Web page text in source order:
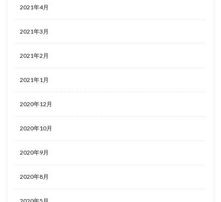
2021年4月
2021年3月
2021年2月
2021年1月
2020年12月
2020年10月
2020年9月
2020年8月